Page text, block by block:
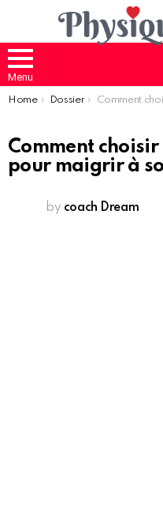
Menu
You are here:
Home Dossier Comment choisir le meilleur régime pour maigrir à
Comment
pour maigrir à
by coach Dream